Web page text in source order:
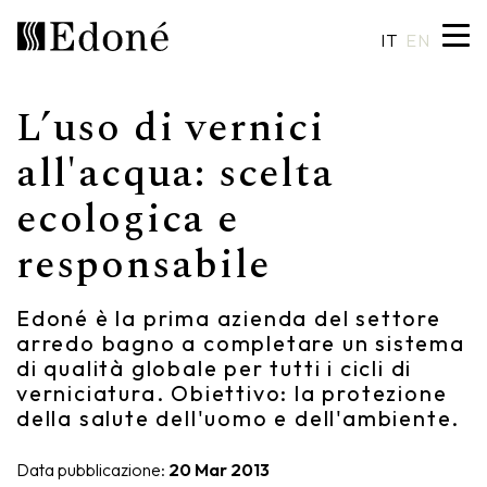
IT EN
L’uso di vernici
all'acqua: scelta
ecologica e
responsabile
Edoné è la prima azienda del settore
arredo bagno a completare un sistema
di qualità globale per tutti i cicli di
verniciatura. Obiettivo: la protezione
della salute dell'uomo e dell'ambiente.
Data pubblicazione: 20 Mar 2013
Crio
Rea
Rivestimenti
Specchiere
Sanitari
Accessori
Made in Italy
Cataloghi